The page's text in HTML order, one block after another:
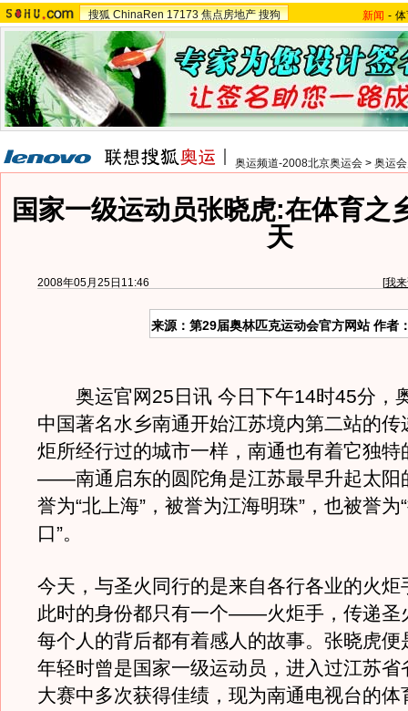
搜狐 ChinaRen 17173 焦点房地产 搜狗 新闻 -
奥运频道-2008北京奥运会 > 奥运
国家一级运动员张晓虎:在体育之
天
2008年05月25日11:46 [我
来源：第29届奥林匹克运动会官方网站 作者
奥运官网25日讯 今日下午14时45分，
中国著名水乡南通开始江苏境内第二站的传
炬所经行过的城市一样，南通也有着它独特
——南通启东的圆陀角是江苏最早升起太阳
誉为“北上海”，被誉为江海明珠”，也被誉为
口”。
今天，与圣火同行的是来自各行各业的火炬
此时的身份都只有一个——火炬手，传递圣
每个人的背后都有着感人的故事。张晓虎便
年轻时曾是国家一级运动员，进入过江苏省
大赛中多次获得佳绩，现为南通电视台的体